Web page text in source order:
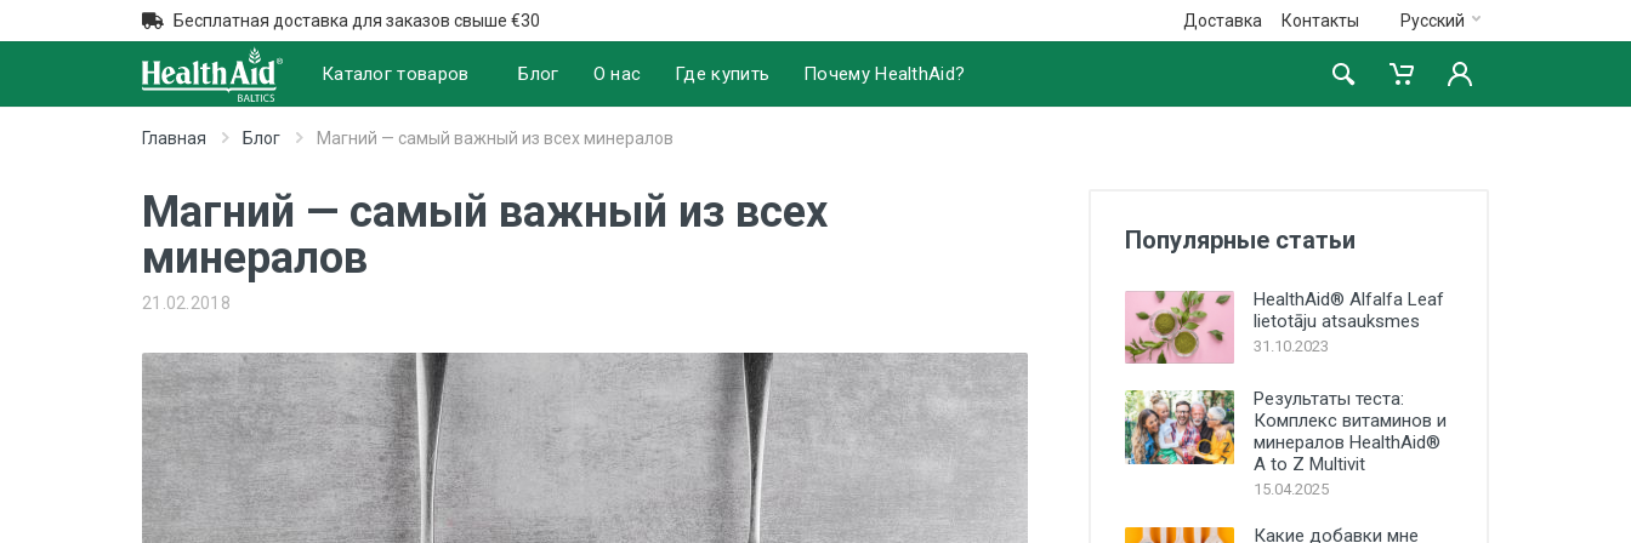
Бесплатная доставка для заказов свыше €30 Доставка Контакты Русский
Каталог товаров Блог О нас Где купить Почему HealthAid?
Главная Блог Магний — самый важный из всех минералов
Магний — самый важный из всех
минералов
21.02.2018
Популярные статьи
HealthAid® Alfalfa Leaf
lietotāju atsauksmes
31.10.2023
Результаты теста:
Комплекс витаминов и
минералов HealthAid®
A to Z Multivit
15.04.2025
Какие добавки мне